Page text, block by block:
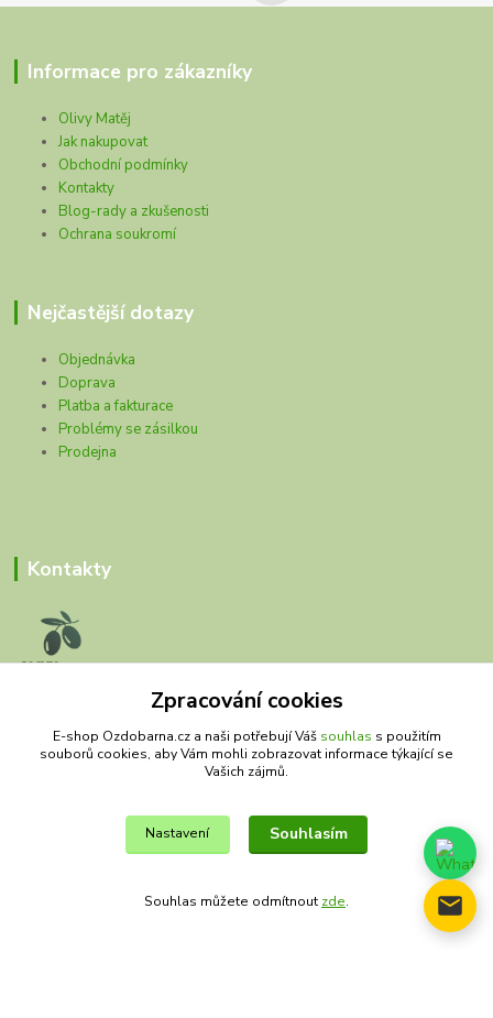
Informace pro zákazníky
Olivy Matěj
Jak nakupovat
Obchodní podmínky
Kontakty
Blog-rady a zkušenosti
Ochrana soukromí
Nejčastější dotazy
Objednávka
Doprava
Platba a fakturace
Problémy se zásilkou
Prodejna
Kontakty
Kristýna Matějková
olivymatej@seznam.cz
Zpracování cookies
E-shop Ozdobarna.cz a naši potřebují Váš souhlas s použitím
souborů cookies, aby Vám mohli zobrazovat informace týkající se
Vašich zájmů.
Nastavení Souhlasím
Souhlas můžete odmítnout zde.